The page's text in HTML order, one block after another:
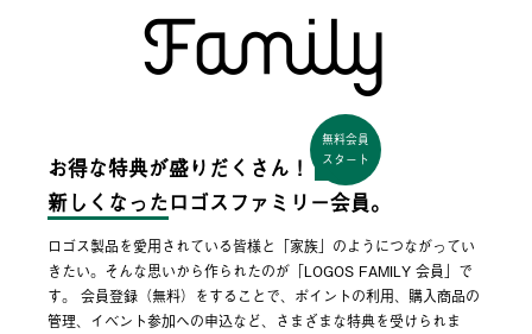
お得な特典が盛りだくさん！
無料会員
スタート
新しくなった ロゴスファミリー会員。
ロゴス製品を愛用されている皆様と「家族」のようにつながってい
きたい。そんな思いから作られたのが「LOGOS FAMILY 会員」で
す。 会員登録（無料）をすることで、ポイントの利用、購入商品の
管理、イベント参加への申込など、さまざまな特典を受けられま